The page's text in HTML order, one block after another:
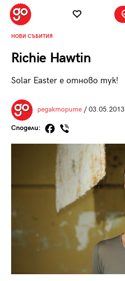
НОВИ СЪБИТИЯ
Richie Hawtin
Solar Easter е отново тук!
редакторите/ 03.05.2013
Сподели: